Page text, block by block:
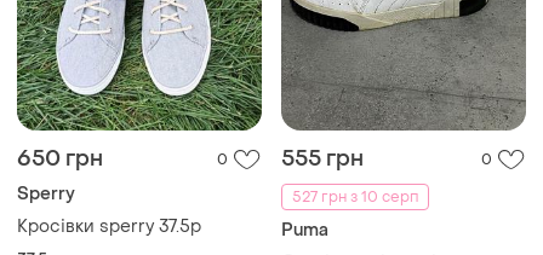
650 грн 0
Sperry
Кросівки sperry 37.5р
555 грн
0
527 грн з 10 серп
Puma